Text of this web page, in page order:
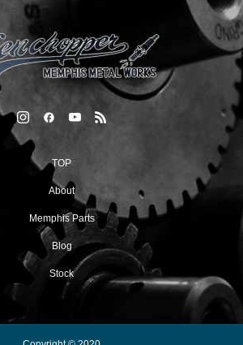
TOP
About
Memphis Parts
Blog
Stock